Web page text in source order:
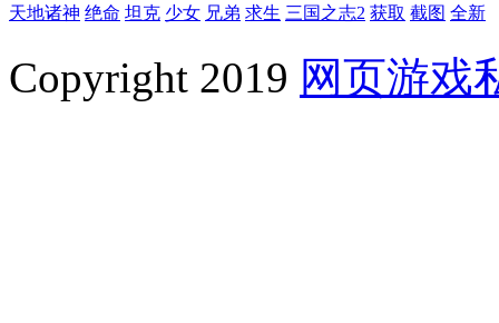
天地诸神 绝命 坦克 少女 兄弟 求生 三国之志2 获取 截图 全新
Copyright 2019 网页游戏